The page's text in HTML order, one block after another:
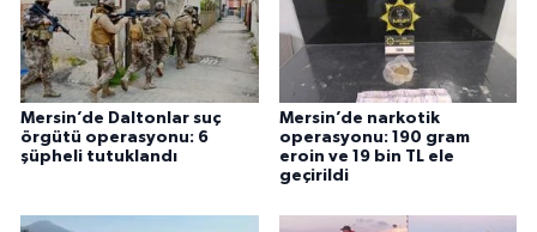
Mersin’de Daltonlar suç
örgütü operasyonu: 6
şüpheli tutuklandı
Mersin’de narkotik
operasyonu: 190 gram
eroin ve 19 bin TL ele
geçirildi